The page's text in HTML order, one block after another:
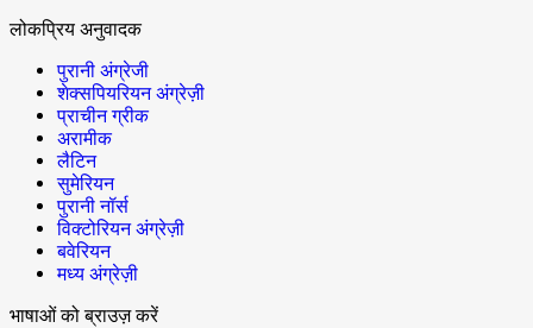
लोकप्रिय अनुवादक
पुरानी अंग्रेजी
शेक्सपियरियन अंग्रेज़ी
प्राचीन ग्रीक
अरामीक
लैटिन
सुमेरियन
पुरानी नॉर्स
विक्टोरियन अंग्रेज़ी
बवेरियन
मध्य अंग्रेज़ी
भाषाओं को ब्राउज़ करें